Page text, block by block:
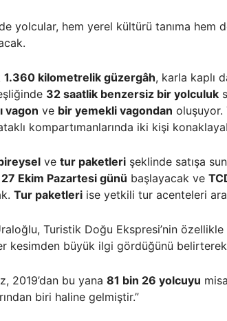
yolcular, hem yerel kültürü tanıma hem
1.360 kilometrelik güzergâh, karla kaplı
32 saatlik benzersiz bir yolculuk
vagon ve bir yemekli vagondan oluşuyor.
kompartımanlarında iki kişi
ve tur paketleri şeklinde satışa
27 Ekim Pazartesi günü başlayacak ve
Tur paketleri ise yetkili tur acenteleri
Turistik Doğu Ekspresi’nin özellikle
kesimden büyük ilgi gördüğünü
2019’dan bu yana 81 bin 26 yolcuyu
biri haline gelmiştir.”